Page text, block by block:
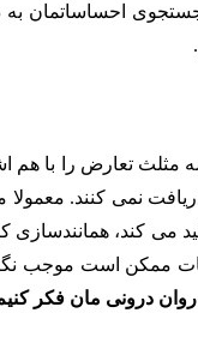
احساساتمان به
تعارض را با هم
نمی کنند. معمولا
کند، همانندسازی
ممکن است موجب
درونی مان فکر